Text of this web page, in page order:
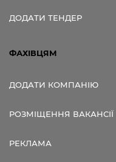
ДОДАТИ ТЕНДЕР
ФАХІВЦЯМ
ДОДАТИ КОМПАНІЮ
РОЗМІЩЕННЯ ВАКАНСІЇ
РЕКЛАМА